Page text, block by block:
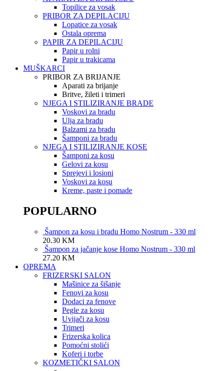
Topilice za vosak
PRIBOR ZA DEPILACIJU
Lopatice za vosak
Ostala oprema
PAPIR ZA DEPILACIJU
Papir u rolni
Papir u trakicama
MUŠKARCI
PRIBOR ZA BRIJANJE
Aparati za brijanje
Britve, žileti i trimeri
NJEGA I STILIZIRANJE BRADE
Voskovi za bradu
Ulja za bradu
Balzami za bradu
Šamponi za bradu
NJEGA I STILIZIRANJE KOSE
Šamponi za kosu
Gelovi za kosu
Sprejevi i losioni
Voskovi za kosu
Kreme, paste i pomade
POPULARNO
Šampon za kosu i bradu Homo Nostrum - 330 ml
20.30 KM
Šampon za jačanje kose Homo Nostrum - 330 ml
27.20 KM
OPREMA
FRIZERSKI SALON
Mašinice za šišanje
Fenovi za kosu
Dodaci za fenove
Pegle za kosu
Uvijači za kosu
Trimeri
Frizerska kolica
Pomoćni stolići
Koferi i torbe
KOZMETIČKI SALON